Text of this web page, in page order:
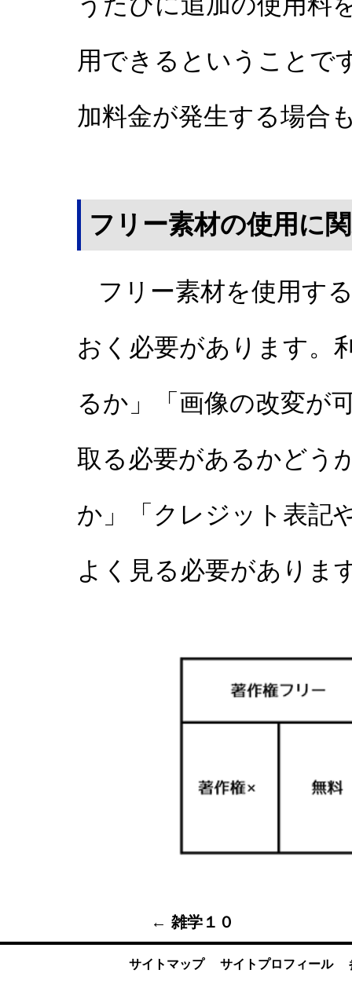
用できるということで
加料金が発生する場合
フリー素材の使用に
フリー素材を使用す
おく必要があります。
るか」「画像の改変が
取る必要があるかどう
か」「クレジット表記
よく見る必要がありま
← 雑学１０
サイトマップ サイトプロフィール